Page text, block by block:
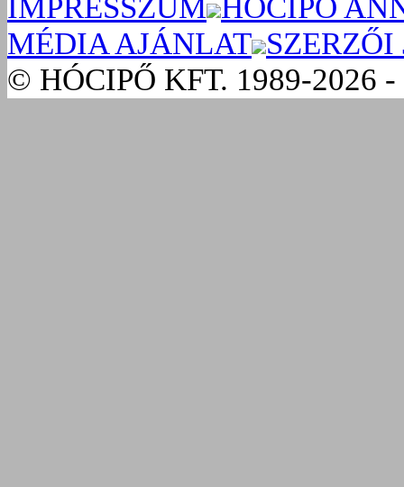
IMPRESSZUM HÓCIPŐ
MÉDIA AJÁNLAT SZERZŐI
© HÓCIPŐ KFT. 1989-2026